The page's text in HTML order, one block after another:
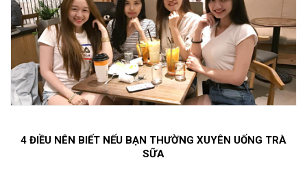
4 ĐIỀU NÊN BIẾT NẾU BẠN THƯỜNG XUYÊN UỐNG TRÀ
SỮA